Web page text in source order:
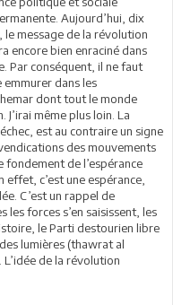
Aujourd’hui, dix
le message de la révolution
encore bien enraciné dans
Par conséquent, il ne faut
emmurer dans les
dont tout le monde
même plus loin. La
est au contraire un signe
des mouvements
fondement de l’espérance
c’est une espérance,
C’est un rappel de
forces s’en saisissent, les
le Parti destourien libre
lumières (thawrat al
de la révolution